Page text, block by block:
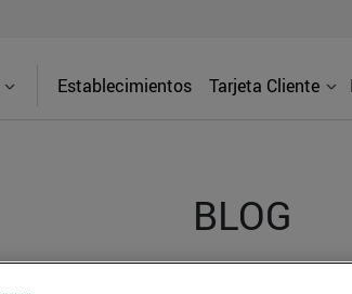
Establecimientos Tarjeta Cliente
BLOG